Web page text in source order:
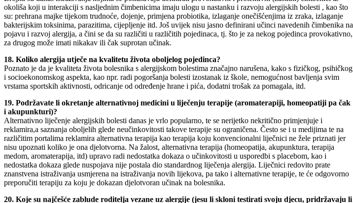
okoliša koji u interakciji s nasljednim čimbenicima imaju ulogu u nastanku i razvoju alergijskih bolesti , kao što
su: prehrana majke tijekom trudnoće, dojenje, primjena probiotika, izlaganje onečišćenjima iz zraka, izlaganje
bakterijskim toksinima, parazitima, cijepljenje itd. Još uvijek nisu jasno definirani učinci navedenih čimbenika na
pojavu i razvoj alergija, a čini se da su različiti u različitih pojedinaca, tj. što je za nekog pojedinca provokativno,
za drugog može imati nikakav ili čak suprotan učinak.
18. Koliko alergija utječe na kvalitetu života oboljelog pojedinca?
Poznato je da je kvaliteta života bolesnika s alergijskom bolestima značajno narušena, kako s fizičkog, psihičkog
i socioekonomskog aspekta, kao npr. radi pogoršanja bolesti izostanak iz škole, nemogućnost bavljenja svim
vrstama sportskih aktivnosti, odricanje od određenje hrane i pića, dodatni trošak za pomagala, itd.
19. Podržavate li okretanje alternativnoj medicini u liječenju terapije (aromaterapiji, homeopatiji pa čak
i akupunkturi)?
Alternativno liječenje alergijskih bolesti danas je vrlo popularno, te se nerijetko nekritično primjenjuje i
reklamira,a saznanja oboljelih glede neučinkovitosti takove terapije su ograničena. Često se i u medijima te na
različitim portalima reklamira alternativna terapija kao terapija koju konvencionalni liječnici ne žele priznati jer
nisu upoznati koliko je ona djelotvorna. Na žalost, alternativna terapija (homeopatija, akupunktura, terapija
medom, aromaterapija, itd) upravo radi nedostatka dokaza o učinkovitosti u usporedbi s placebom, kao i
nedostatka dokaza glede nuspojava nije postala dio standardnog liječenja alergija. Liječnici redovito prate
znanstvena istraživanja usmjerena na istraživanja novih lijekova, pa tako i alternativne terapije, te će odgovorno
preporučiti terapiju za koju je dokazan djelotvoran učinak na bolesnika.
20. Koje su najčešće zablude roditelja vezane uz alergije (jesu li skloni testirati svoju djecu, pridržavaju li